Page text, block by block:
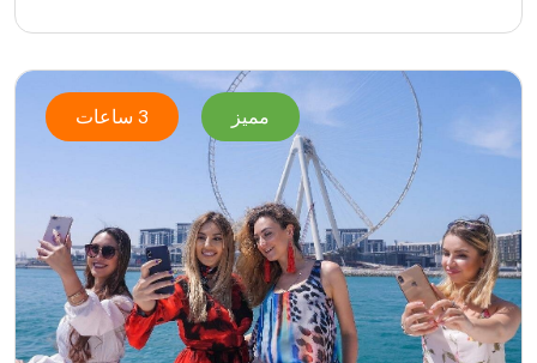
مميز 3 ساعات